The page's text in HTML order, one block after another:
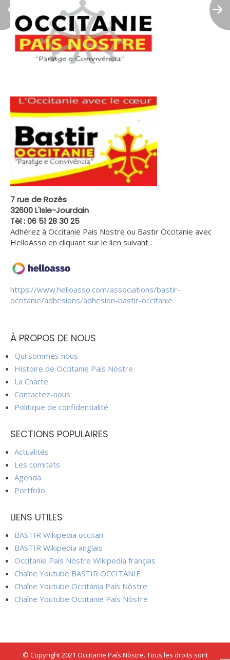
7 rue de Rozès
32600 L'Isle-Jourdain
Tèl : 06 51 28 30 25
Adhérez à Occitanie Pais Nostre ou Bastir Occitanie avec
HelloAsso en cliquant sur le lien suivant :
https://www.helloasso.com/associations/bastir-
occitanie/adhesions/adhesion-bastir-occitanie
À PROPOS DE NOUS
Qui sommes nous
Histoire de Occitanie País Nòstre
La Charte
Contactez-nous
Politique de confidentialité
SECTIONS POPULAIRES
Actualités
Les comitats
Agenda
Portfolio
LIENS UTILES
BASTIR Wikipedia occitan
BASTIR Wikipedia anglais
Occitanie País Nòstre Wikipedia français
Chaîne Youtube BASTIR OCCITANIE
Chaîne Youtube Occitània País Nòstre
Chaîne Youtube Occitanie País Nòstre
© Copyright 2021 Occitanie País Nòstre. Tous les droits sont